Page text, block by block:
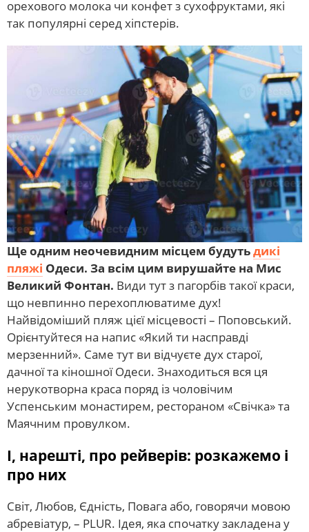
орехового молока чи конфет з сухофруктами, які
так популярні серед хіпстерів.
Ще одним неочевидним місцем будутьдикі
пляжі Одеси. За всім цим вирушайте на Мис
Великий Фонтан. Види тут з пагорбів такої краси,
що невпинно перехоплюватиме дух!
Найвідоміший пляж цієї місцевості – Поповський.
Орієнтуйтеся на напис «Який ти насправді
мерзенний». Саме тут ви відчуєте дух старої,
дачної та кіношної Одеси. Знаходиться вся ця
нерукотворна краса поряд із чоловічим
Успенським монастирем, рестораном «Свічка» та
Маячним провулком.
І, нарешті, про рейверів: розкажемо і
про них
Світ, Любов, Єдність, Повага або, говорячи мовою
абревіатур, – PLUR. Ідея, яка спочатку закладена у